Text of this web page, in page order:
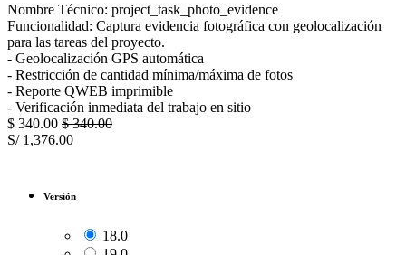
Nombre Técnico: project_task_photo_evidence
Funcionalidad: Captura evidencia fotográfica con geolocalización
para las tareas del proyecto.
- Geolocalización GPS automática
- Restricción de cantidad mínima/máxima de fotos
- Reporte QWEB imprimible
- Verificación inmediata del trabajo en sitio
$ 340.00 $340.00
S/ 1,376.00
Versión
18.0